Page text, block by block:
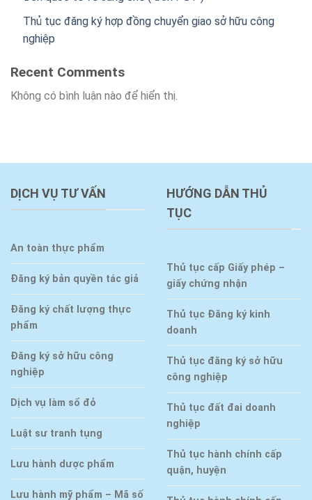
Thủ tục đăng ký hợp đồng chuyển giao sở hữu công
nghiệp
Recent Comments
Không có bình luận nào để hiển thị.
DỊCH VỤ TƯ VẤN
An toàn thực phẩm
Đăng ký bản quyền tác giả
Đăng ký chất lượng thực
phẩm
Đăng ký sở hữu công
nghiệp
Dịch vụ làm sổ đỏ
Luật sư tranh tụng
Lưu hành dược phẩm
Lưu hành mỹ phẩm – Mã số
HƯỚNG DẪN THỦ
TỤC
Thủ tục cấp Giấy phép –
giấy chứng nhận
Thủ tục Đăng ký kinh
doanh
Thủ tục đăng ký sở hữu
công nghiệp
Thủ tục đất đai doanh
nghiệp
Thủ tục hành chính cấp
quận, huyện